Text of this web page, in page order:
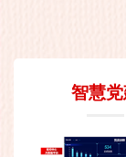
智慧